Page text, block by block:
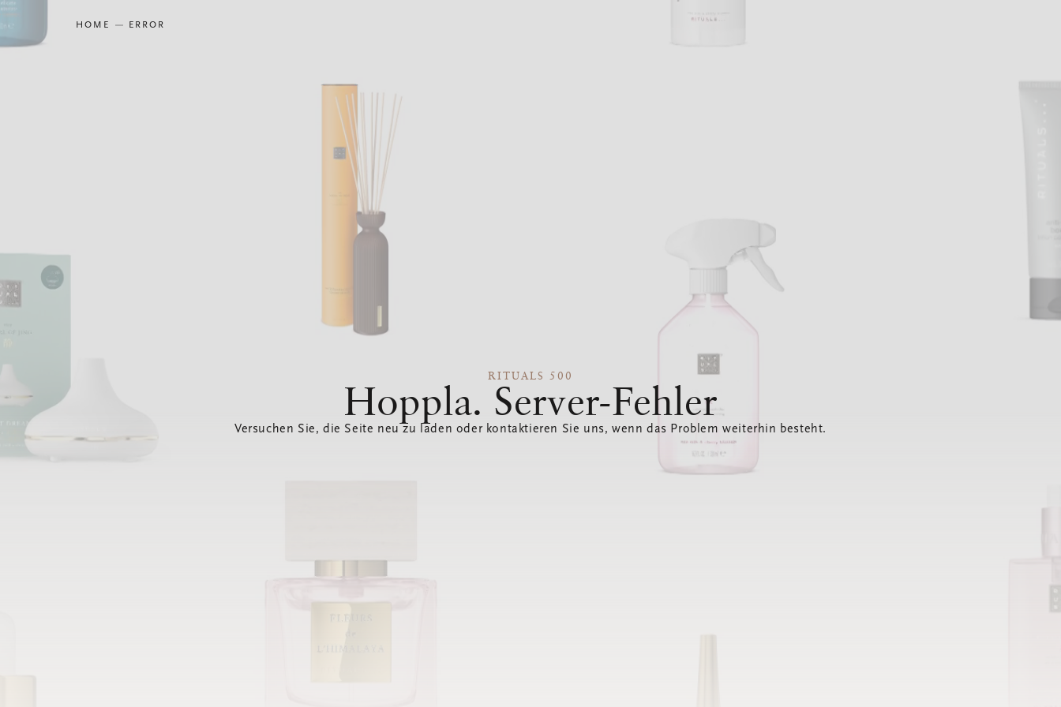
HOME ERROR
RITUALS 500
Hoppla. Server-Fehler
Versuchen Sie, die Seite neu zu laden oder kontaktieren Sie uns, wenn das Problem weiterhin besteht.